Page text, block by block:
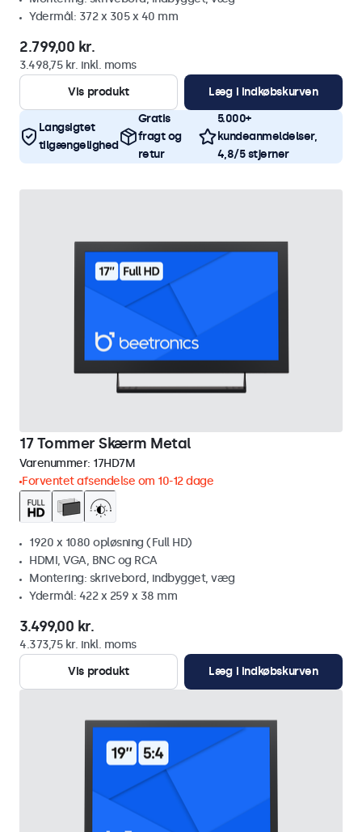
Ydermål: 372 x 305 x 40 mm
2.799,00 kr.
3.498,75 kr. inkl. moms
Vis produkt
Læg i indkøbskurven
Langsigtet
tilgængelighed
Gratis
fragt og
retur
5.000+
kundeanmeldelser,
4,8/5 stjerner
17 Tommer Skærm Metal
Varenummer: 17HD7M
Forventet afsendelse om 10-12 dage
1920 x 1080 opløsning (Full HD)
HDMI, VGA, BNC og RCA
Montering: skrivebord, indbygget, væg
Ydermål: 422 x 259 x 38 mm
3.499,00 kr.
4.373,75 kr. inkl. moms
Vis produkt
Læg i indkøbskurven